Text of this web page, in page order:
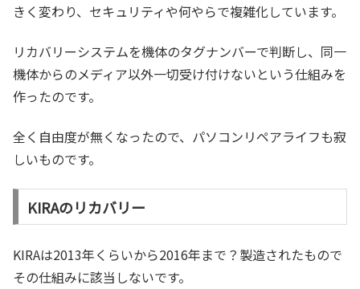
きく変わり、セキュリティや何やらで複雑化しています。
リカバリーシステムを機体のタグナンバーで判断し、同一
機体からのメディア以外一切受け付けないという仕組みを
作ったのです。
全く自由度が無くなったので、パソコンリペアライフも寂
しいものです。
KIRAのリカバリー
KIRAは2013年くらいから2016年まで？製造されたもので
その仕組みに該当しないです。